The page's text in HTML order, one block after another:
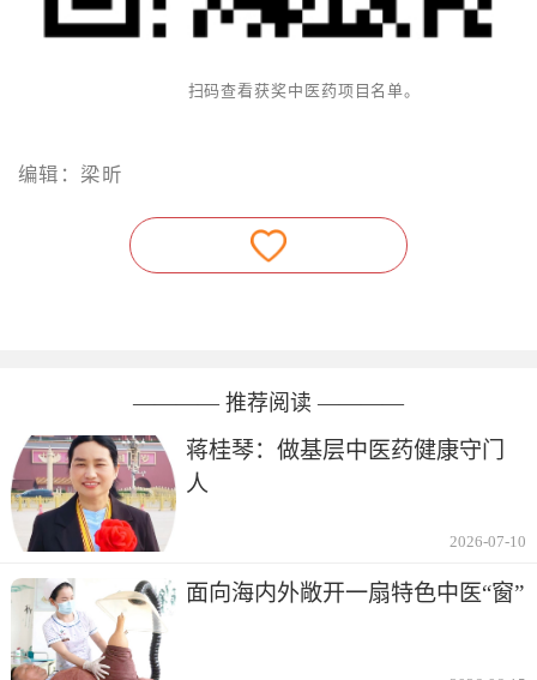
扫码查看获奖中医药项目名单。
编辑：梁昕
———— 推荐阅读 ————
蒋桂琴：做基层中医药健康守门
人
2026-07-10
面向海内外敞开一扇特色中医“窗”